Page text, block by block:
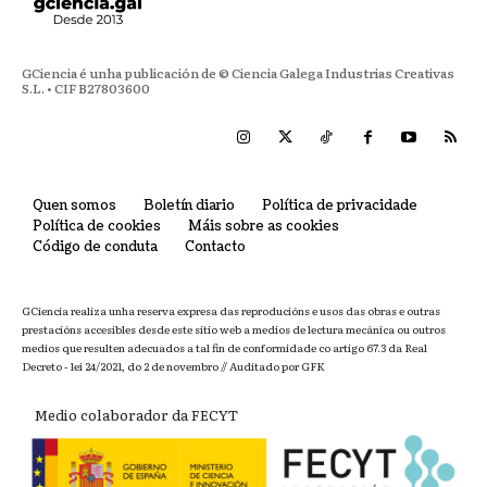
GCiencia é unha publicación de © Ciencia Galega Industrias Creativas
S.L. • CIF B27803600
Quen somos Boletín diario
Política de privacidade
Política de cookies
Máis sobre as cookies
Código de conduta
Contacto
GCiencia realiza unha reserva expresa das reproducións e usos das obras e outras
prestacións accesibles desde este sitio web a medios de lectura mecánica ou outros
medios que resulten adecuados a tal fin de conformidade co artigo 67.3 da Real
Decreto - lei 24/2021, do 2 de novembro // Auditado por GFK
Medio colaborador da FECYT